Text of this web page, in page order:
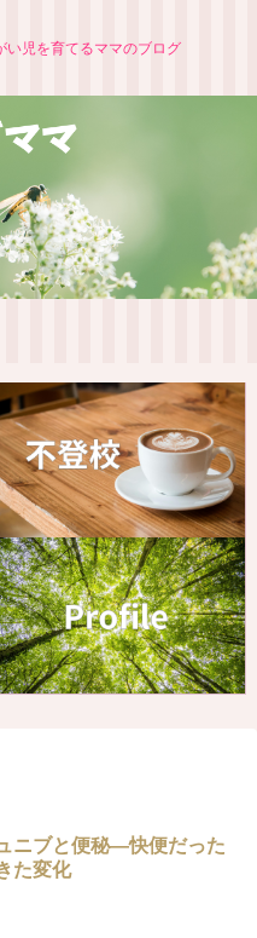
児を育てるママのブログ
ニブと便秘—快便だった
た変化